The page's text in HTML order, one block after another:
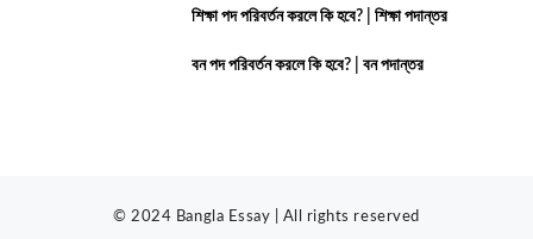
শিক্ষা পদ পরিবর্তন করলে কি হবে? | শিক্ষা পদান্তর
বন পদ পরিবর্তন করলে কি হবে? | বন পদান্তর
© 2024 Bangla Essay | All rights reserved